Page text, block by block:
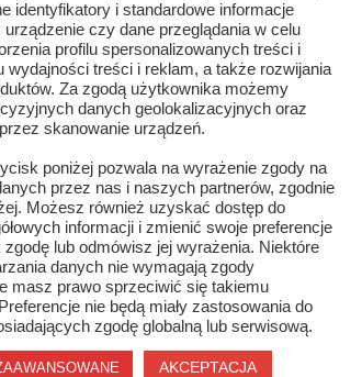
pasjonat ekstremalnej jazdy na
identyfikatory i standardowe informacje
urządzenie czy dane przeglądania w celu
profilu spersonalizowanych treści i
wydajności treści i reklam, a także rozwijania
Za zgodą użytkownika możemy
danych geolokalizacyjnych oraz
skanowanie urządzeń.
poniżej pozwala na wyrażenie zgody na
przez nas i naszych partnerów, zgodnie
Możesz również uzyskać dostęp do
informacji i zmienić swoje preferencje
lub odmówisz jej wyrażenia. Niektóre
danych nie wymagają zgody
masz prawo sprzeciwić się takiemu
nie będą miały zastosowania do
zgodę globalną lub serwisową.
AKCEPTACJA